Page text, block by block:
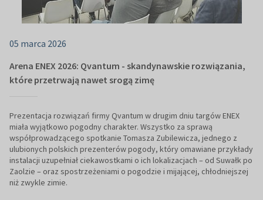
05 marca 2026
Arena ENEX 2026: Qvantum - skandynawskie rozwiązania,
które przetrwają nawet srogą zimę
Prezentacja rozwiązań firmy Qvantum w drugim dniu targów ENEX
miała wyjątkowo pogodny charakter. Wszystko za sprawą
współprowadzącego spotkanie Tomasza Zubilewicza, jednego z
ulubionych polskich prezenterów pogody, który omawiane przykłady
instalacji uzupełniał ciekawostkami o ich lokalizacjach – od Suwałk po
Zaolzie – oraz spostrzeżeniami o pogodzie i mijającej, chłodniejszej
niż zwykle zimie.